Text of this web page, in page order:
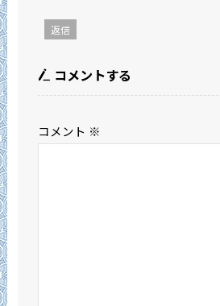
返信
コメントする
コメント ※